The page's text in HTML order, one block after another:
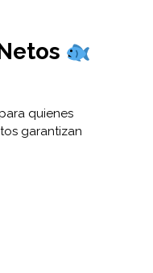
quienes
garantizan